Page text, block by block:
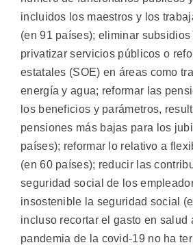
incluidos los maestros y los
(en 91 países); eliminar
privatizar servicios públicos o
estatales (SOE) en áreas como
energía y agua; reformar las
los beneficios y parámetros,
pensiones más bajas para los
países); reformar lo relativo a
(en 60 países); reducir las
seguridad social de los
insostenible la seguridad social
incluso recortar el gasto en salud
pandemia de la covid-19 no ha